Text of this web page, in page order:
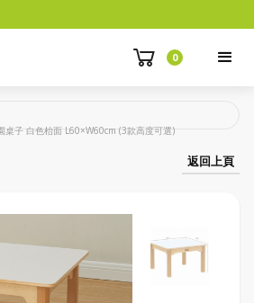
0
子 白色枱面 L60×W60cm (3款高度可選)
返回上頁